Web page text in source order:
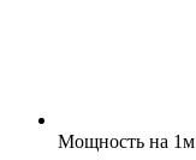
Мощность на 1м